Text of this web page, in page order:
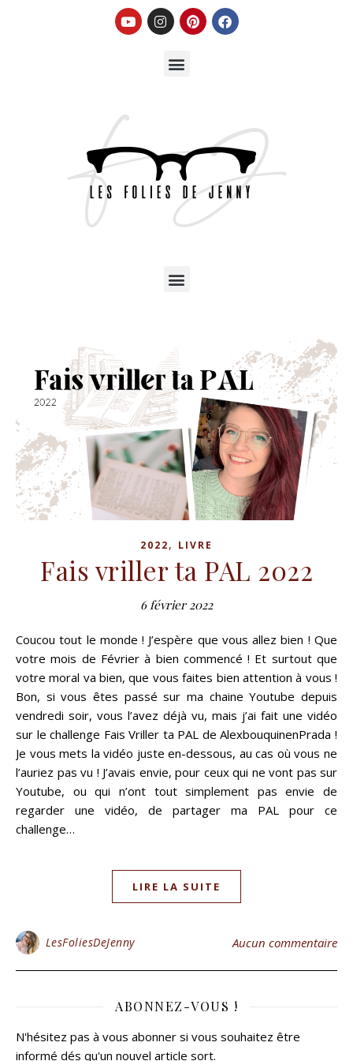
2022, LIVRE
Fais vriller ta PAL 2022
6 février 2022
Coucou tout le monde ! J’espère que vous allez bien ! Que
votre mois de Février à bien commencé ! Et surtout que
votre moral va bien, que vous faites bien attention à vous !
Bon, si vous êtes passé sur ma chaine Youtube depuis
vendredi soir, vous l’avez déjà vu, mais j’ai fait une vidéo
sur le challenge Fais Vriller ta PAL de AlexbouquinenPrada !
Je vous mets la vidéo juste en-dessous, au cas où vous ne
l’auriez pas vu ! J’avais envie, pour ceux qui ne vont pas sur
Youtube, ou qui n’ont tout simplement pas envie de
regarder une vidéo, de partager ma PAL pour ce
challenge…
LIRE LA SUITE
LesFoliesDeJenny Aucun commentaire
ABONNEZ-VOUS !
N'hésitez pas à vous abonner si vous souhaitez être
informé dés qu'un nouvel article sort.